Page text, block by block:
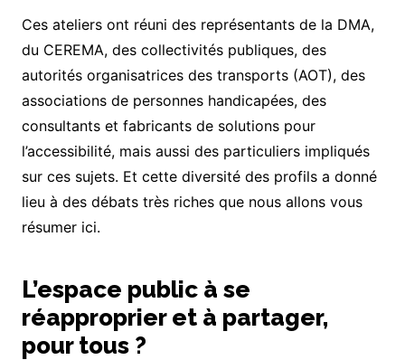
Ces ateliers ont réuni des représentants de la DMA,
du CEREMA, des collectivités publiques, des
autorités organisatrices des transports (AOT), des
associations de personnes handicapées, des
consultants et fabricants de solutions pour
l’accessibilité, mais aussi des particuliers impliqués
sur ces sujets. Et cette diversité des profils a donné
lieu à des débats très riches que nous allons vous
résumer ici.
L’espace public à se
réapproprier et à partager,
pour tous ?